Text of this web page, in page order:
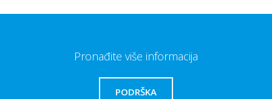
Pronađite više informacija
PODRŠKA